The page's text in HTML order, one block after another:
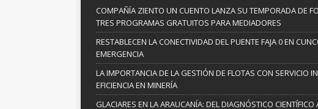
COMPAÑÍA ZIENTO UN CUENTO LANZA SU TEMPORADA DE
TRES PROGRAMAS GRATUITOS PARA MEDIADORES
RESTABLECEN LA CONECTIVIDAD DEL PUENTE FAJA 0 EN
EMERGENCIA
LA IMPORTANCIA DE LA GESTIÓN DE FLOTAS CON SERVICIO
EFICIENCIA EN MINERÍA
GLACIARES EN LA ARAUCANÍA: DEL DIAGNÓSTICO